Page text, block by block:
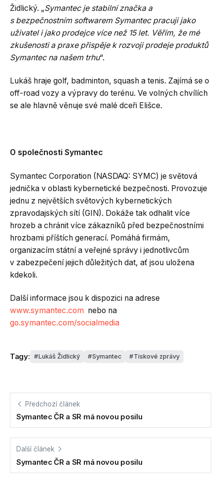
Židlický. „Symantec je stabilní značka a
s bezpečnostním softwarem Symantec pracuji jako
uživatel i jako prodejce více než 15 let. Věřím, že mé
zkušenosti a praxe přispěje k rozvoji prodeje produktů
Symantec na našem trhu“.
Lukáš hraje golf, badminton, squash a tenis. Zajímá se o
off-road vozy a výpravy do terénu. Ve volných chvílích
se ale hlavně věnuje své malé dceři Elišce.
O společnosti Symantec
Symantec Corporation (NASDAQ: SYMC) je světová
jednička v oblasti kybernetické bezpečnosti. Provozuje
jednu z největších světových kybernetických
zpravodajských sítí (GIN). Dokáže tak odhalit více
hrozeb a chránit více zákazníků před bezpečnostními
hrozbami příštích generací. Pomáhá firmám,
organizacím státní a veřejné správy i jednotlivcům
v zabezpečení jejich důležitých dat, ať jsou uložena
kdekoli.
Další informace jsou k dispozici na adrese
www.symantec.com nebo na
go.symantec.com/socialmedia
Tagy: Lukáš Židlický Symantec Tiskové zprávy
Předchozí článek
Symantec ČR a SR má novou posilu
Další článek
Symantec ČR a SR má novou posilu